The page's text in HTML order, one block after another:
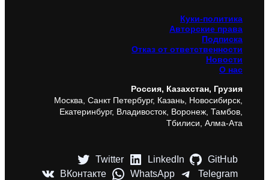
Куки-политика
Авторские права
Подписка
Отказ от ответственности
Новости
О нас
Россия, Казахстан, Грузия
Москва, Санкт Петербург, Казань, Новосибирск,
Екатеринбург, Владивосток, Воронеж, Тамбов,
Тбилиси, Алма-Ата
Twitter LinkedIn
GitHub
ВКонтакте
WhatsApp
Telegram